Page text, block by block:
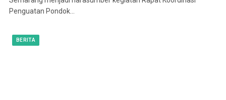
Penguatan Pondok…
BERITA